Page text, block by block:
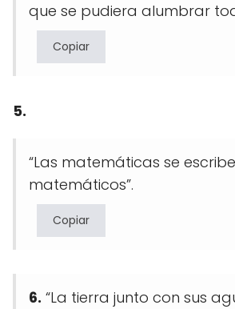
que se pudiera alumbrar
Copiar
5.
“Las matemáticas se
matemáticos”.
Copiar
6. “La tierra junto con sus